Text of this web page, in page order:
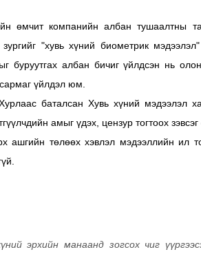
өмчит компанийн албан тушаалтны
"хувь хүний биометрик
буруутгах албан бичиг үйлдсэн нь
үйлдэл юм.
баталсан Хувь хүний мэдээлэл
амыг үдэх, цензур тогтоох зэвсэг
ашгийн төлөөх хэвлэл мэдээллийн ил
эрхийн манаанд зогсох чиг